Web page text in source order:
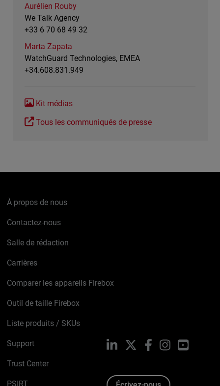
Aurélien Rouby
We Talk Agency
+33 6 70 68 49 32
Marta Zapata
WatchGuard Technologies, EMEA
+34.608.831.949
Kit médias
Tous les communiqués de presse
À propos de nous
Contactez-nous
Salle de rédaction
Carrières
Comparer les appareils Firebox
Outil de taille Firebox
Liste produits / SKUs
Support
Trust Center
PSIRT
LinkedIn FacebookInstagram